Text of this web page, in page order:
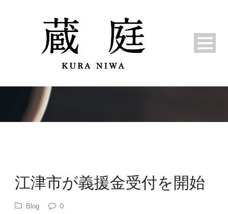
江津市が義援金受付を開始
Blog 0